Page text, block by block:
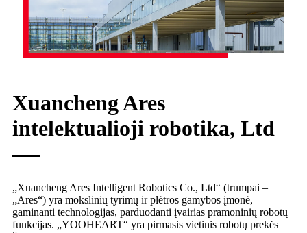
Xuancheng Ares
intelektualioji robotika, Ltd
„Xuancheng Ares Intelligent Robotics Co., Ltd“ (trumpai –
„Ares“) yra mokslinių tyrimų ir plėtros gamybos įmonė,
gaminanti technologijas, parduodanti įvairias pramoninių robotų
funkcijas. „YOOHEART“ yra pirmasis vietinis robotų prekės